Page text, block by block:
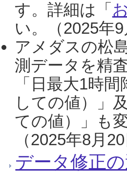
す。詳細は「
い。（2025年9
アメダスの松
測データを精
「日最大1時
しての値）」
ての値）」も
（2025年8月20
データ修正